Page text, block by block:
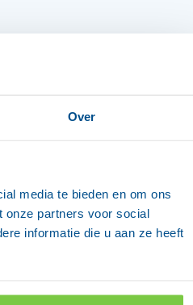
Over
media te bieden en om ons
onze partners voor social
informatie die u aan ze heeft